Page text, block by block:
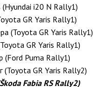
(Hyundai i20 N Rally1)
GR Yaris Rally1)
(Toyota GR Yaris Rally1)
GR Yaris Rally1)
(Ford Puma Rally1)
(Toyota GR Yaris Rally2)
Fabia RS Rally2)